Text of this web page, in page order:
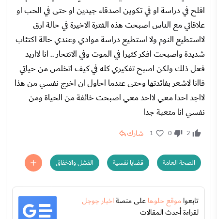
افلح في دراسة او في تكوين اصدقاء جيدين او حتى في الحب او
علاقاتي مع الناس اصبحت هذه الفترة الاخيرة في حالة ارق
لااستطيع النوم ولا استطيع دراسة موادي وعندي حالة اكتئاب
شديدة واصبحت افكر كثيرا في الموت وفي الانتحار .. انا لااريد
فعل ذلك ولكن اصبح تفكيري كله في كيف اتخلص من حياتي
فاانا لاشعر بفائدتها وحتى عندما احاول ان اخرج نفسي من هذا
لااجد احدا معي لااحد معي اصبحت خائفة من الحياة ومن
نفسي انا متعبة جدا
2
0
1 شارك
الصحة العامة قضايا نفسية الفشل والاخفاق
تابعواموقع حلوهاعلى منصةاخبار جوجل
لقراءة أحدث المقالات